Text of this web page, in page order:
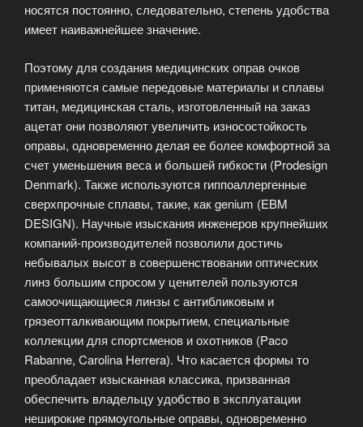
носятся постоянно, следовательно, степень удобства
имеет наиважнейшее значение.
Поэтому для создания медицинских оправ очков
применяются самые передовые материалы и сплавы
титан, медицинская сталь, изготовленный на заказ
ацетат они позволяют увеличить износостойкость
оправы, одновременно делая ее более комфортной за
счет уменьшения веса и большей гибкости (Prodesign
Denmark). Также используются гиппоаллергенные
сверхпрочные сплавы, такие, как genium (EBM
DESIGN). Научные изыскания инженеров крупнейших
компаний-производителей позволили достичь
небывалых высот в совершенствовании оптических
линз большим спросом у ценителей пользуются
самоочищающиеся линзы с антибликовым и
грязеотталкивающим покрытием, специальные
коллекции для спортсменов и охотников (Paco
Rabanne, Carolina Herrera). Что касается формы то
преобладает изысканная классика, призванная
обеспечить владельцу удобство в эксплуатации
неширокие прямоугольные оправы, одновременно